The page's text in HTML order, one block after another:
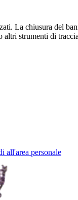
La chiusura del
strumenti di
all'area personale